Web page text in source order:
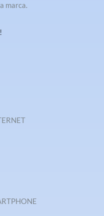
marca.